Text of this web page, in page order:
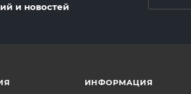
и новостей
ИНФОРМАЦИЯ